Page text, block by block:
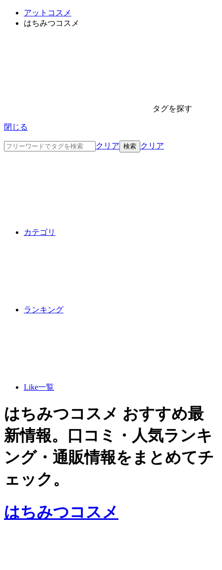
アットコスメ
はちみつコスメ
タグを探す
閉じる
クリア クリア
カテゴリ
ランキング
Like一覧
はちみつコスメ おすすめ最
新情報。口コミ・人気ランキ
ング・通販情報をまとめてチ
ェック。
はちみつコスメ